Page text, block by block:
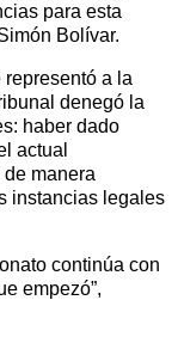
para esta
Bolívar.
a la
denegó la
haber dado
actual
manera
instancias legales
continúa con
empezó”,